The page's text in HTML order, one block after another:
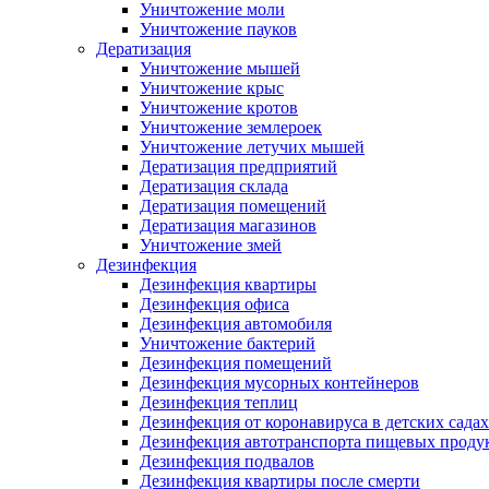
Уничтожение моли
Уничтожение пауков
Дератизация
Уничтожение мышей
Уничтожение крыс
Уничтожение кротов
Уничтожение землероек
Уничтожение летучих мышей
Дератизация предприятий
Дератизация склада
Дератизация помещений
Дератизация магазинов
Уничтожение змей
Дезинфекция
Дезинфекция квартиры
Дезинфекция офиса
Дезинфекция автомобиля
Уничтожение бактерий
Дезинфекция помещений
Дезинфекция мусорных контейнеров
Дезинфекция теплиц
Дезинфекция от коронавируса в детских садах
Дезинфекция автотранспорта пищевых
Дезинфекция подвалов
Дезинфекция квартиры после смерти